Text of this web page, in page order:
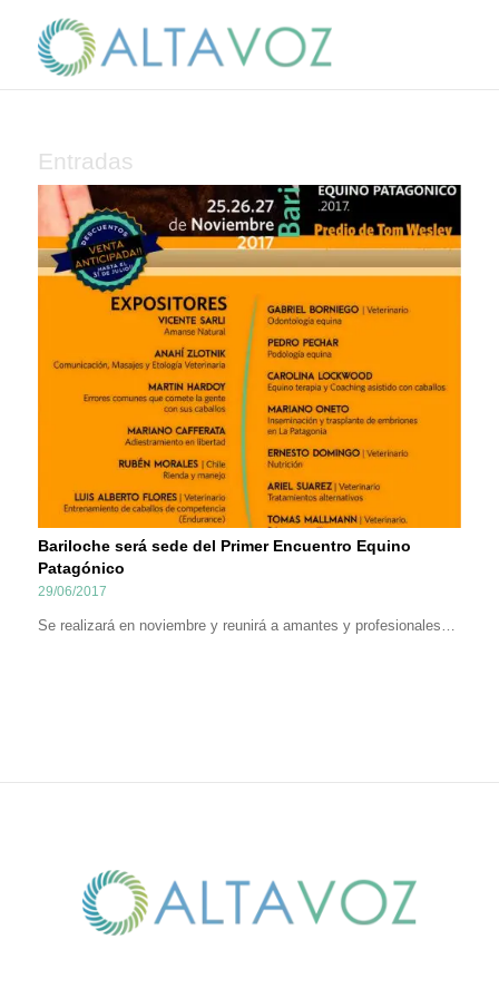
Entradas
Bariloche será sede del Primer Encuentro Equino
Patagónico
29/06/2017
Se realizará en noviembre y reunirá a amantes y profesionales…